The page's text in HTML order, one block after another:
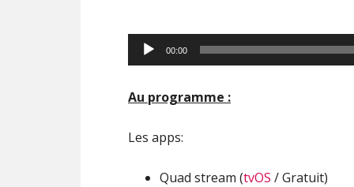
Lecteur
audio
00:00
Au programme :
Les apps:
Quad stream (tvOS / Gratuit)